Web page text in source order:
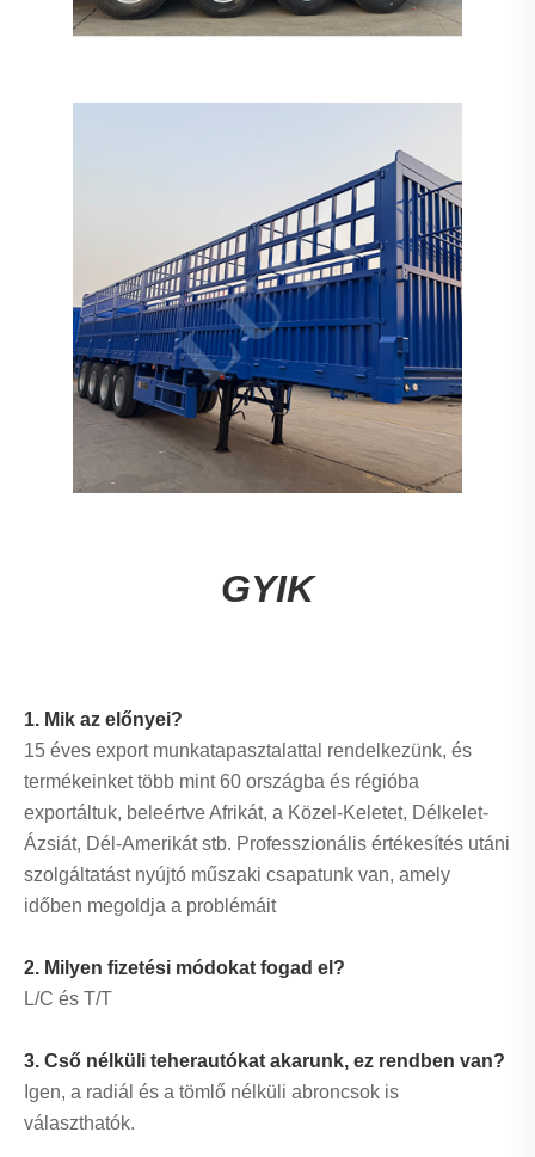
GYIK
1. Mik az előnyei?
15 éves export munkatapasztalattal rendelkezünk, és
termékeinket több mint 60 országba és régióba
exportáltuk, beleértve Afrikát, a Közel-Keletet, Délkelet-
Ázsiát, Dél-Amerikát stb. Professzionális értékesítés utáni
szolgáltatást nyújtó műszaki csapatunk van, amely
időben megoldja a problémáit
2. Milyen fizetési módokat fogad el?
L/C és T/T
3. Cső nélküli teherautókat akarunk, ez rendben van?
Igen, a radiál és a tömlő nélküli abroncsok is
választhatók.